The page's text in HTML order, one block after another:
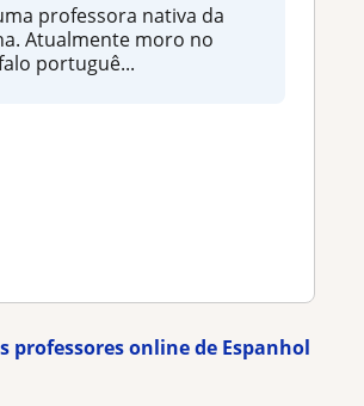
professora nativa da
Atualmente moro no
portuguê...
professores online de Espanhol